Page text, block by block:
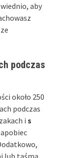
aby
podczas
około 250
podczas
i s
lub taśmą